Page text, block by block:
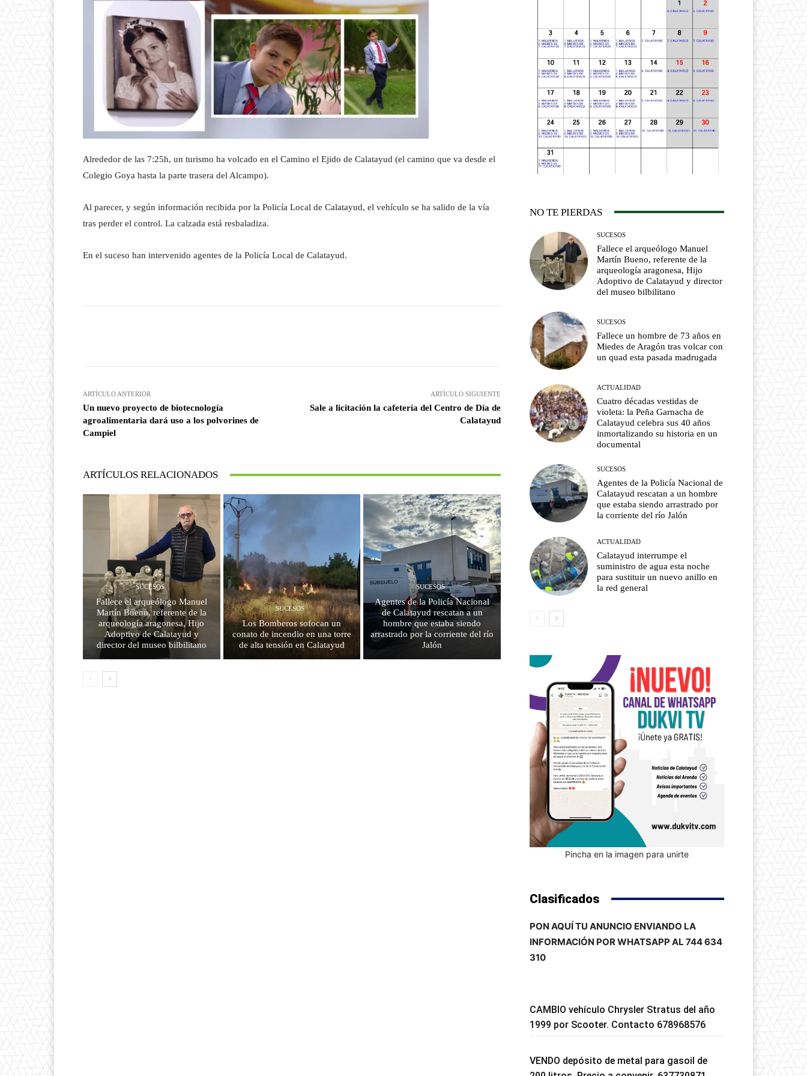
Alrededor de las 7:25h, un turismo ha volcado en el Camino el Ejido de Calatayud (el camino que va desde el
Colegio Goya hasta la parte trasera del Alcampo).
Al parecer, y según información recibida por la Policía Local de Calatayud, el vehículo se ha salido de la vía
tras perder el control. La calzada está resbaladiza.
En el suceso han intervenido agentes de la Policía Local de Calatayud.
ARTÍCULO ANTERIOR
Un nuevo proyecto de biotecnología
agroalimentaria dará uso a los polvorines de
Campiel
ARTÍCULO SIGUIENTE
Sale a licitación la cafetería del Centro de Día de
Calatayud
ARTÍCULOS RELACIONADOS
SUCESOS
Fallece el arqueólogo Manuel
Martín Bueno, referente de la
arqueología aragonesa, Hijo
Adoptivo de Calatayud y
director del museo bilbilitano
SUCESOS
Los Bomberos sofocan un
conato de incendio en una torre
de alta tensión en Calatayud
SUCESOS
Agentes de la Policía Nacional
de Calatayud rescatan a un
hombre que estaba siendo
arrastrado por la corriente del río
Jalón
NO TE PIERDAS
SUCESOS
Fallece el arqueólogo Manuel
Martín Bueno, referente de la
arqueología aragonesa, Hijo
Adoptivo de Calatayud y director
del museo bilbilitano
SUCESOS
Fallece un hombre de 73 años en
Miedes de Aragón tras volcar con
un quad esta pasada madrugada
ACTUALIDAD
Cuatro décadas vestidas de
violeta: la Peña Garnacha de
Calatayud celebra sus 40 años
inmortalizando su historia en un
documental
SUCESOS
Agentes de la Policía Nacional de
Calatayud rescatan a un hombre
que estaba siendo arrastrado por
la corriente del río Jalón
ACTUALIDAD
Calatayud interrumpe el
suministro de agua esta noche
para sustituir un nuevo anillo en
la red general
Pincha en la imagen para unirte
Clasificados
PON AQUÍ TU ANUNCIO ENVIANDO LA
INFORMACIÓN POR WHATSAPP AL 744 634
310
CAMBIO vehículo Chrysler Stratus del año
1999 por Scooter. Contacto 678968576
VENDO depósito de metal para gasoil de